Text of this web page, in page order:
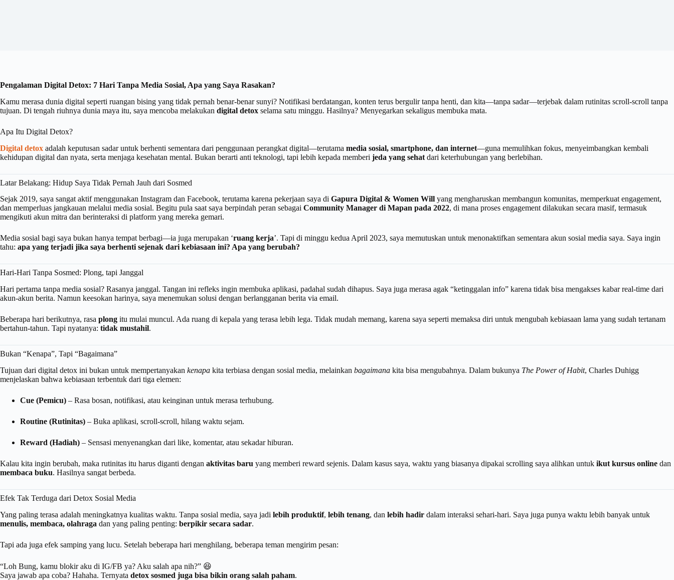
Pengalaman Digital Detox: 7 Hari Tanpa Media Sosial, Apa yang Saya Rasakan?
Kamu merasa dunia digital seperti ruangan bising yang tidak pernah benar-benar sunyi? Notifikasi berdatangan, konten terus bergulir tanpa henti, dan kita—tanpa sadar—terjebak dalam rutinitas scroll-scroll tanpa
tujuan. Di tengah riuhnya dunia maya itu, saya mencoba melakukan digital detox selama satu minggu. Hasilnya? Menyegarkan sekaligus membuka mata.
Apa Itu Digital Detox?
Digital detox adalah keputusan sadar untuk berhenti sementara dari penggunaan perangkat digital—terutama media sosial, smartphone, dan internet—guna memulihkan fokus, menyeimbangkan kembali
kehidupan digital dan nyata, serta menjaga kesehatan mental. Bukan berarti anti teknologi, tapi lebih kepada memberi jeda yang sehat dari keterhubungan yang berlebihan.
Latar Belakang: Hidup Saya Tidak Pernah Jauh dari Sosmed
Sejak 2019, saya sangat aktif menggunakan Instagram dan Facebook, terutama karena pekerjaan saya di Gapura Digital & Women Will yang mengharuskan membangun komunitas, memperkuat engagement,
dan memperluas jangkauan melalui media sosial. Begitu pula saat saya berpindah peran sebagai Community Manager di Mapan pada 2022, di mana proses engagement dilakukan secara masif, termasuk
mengikuti akun mitra dan berinteraksi di platform yang mereka gemari.
Media sosial bagi saya bukan hanya tempat berbagi—ia juga merupakan ‘ruang kerja’. Tapi di minggu kedua April 2023, saya memutuskan untuk menonaktifkan sementara akun sosial media saya. Saya ingin
tahu: apa yang terjadi jika saya berhenti sejenak dari kebiasaan ini? Apa yang berubah?
Hari-Hari Tanpa Sosmed: Plong, tapi Janggal
Hari pertama tanpa media sosial? Rasanya janggal. Tangan ini refleks ingin membuka aplikasi, padahal sudah dihapus. Saya juga merasa agak “ketinggalan info” karena tidak bisa mengakses kabar real-time dari
akun-akun berita. Namun keesokan harinya, saya menemukan solusi dengan berlangganan berita via email.
Beberapa hari berikutnya, rasa plong itu mulai muncul. Ada ruang di kepala yang terasa lebih lega. Tidak mudah memang, karena saya seperti memaksa diri untuk mengubah kebiasaan lama yang sudah tertanam
bertahun-tahun. Tapi nyatanya: tidak mustahil.
Bukan “Kenapa”, Tapi “Bagaimana”
Tujuan dari digital detox ini bukan untuk mempertanyakan kenapa kita terbiasa dengan sosial media, melainkan bagaimana kita bisa mengubahnya. Dalam bukunya The Power of Habit, Charles Duhigg
menjelaskan bahwa kebiasaan terbentuk dari tiga elemen:
Cue (Pemicu) – Rasa bosan, notifikasi, atau keinginan untuk merasa terhubung.
Routine (Rutinitas) – Buka aplikasi, scroll-scroll, hilang waktu sejam.
Reward (Hadiah) – Sensasi menyenangkan dari like, komentar, atau sekadar hiburan.
Kalau kita ingin berubah, maka rutinitas itu harus diganti dengan aktivitas baru yang memberi reward sejenis. Dalam kasus saya, waktu yang biasanya dipakai scrolling saya alihkan untuk ikut kursus online dan
membaca buku. Hasilnya sangat berbeda.
Efek Tak Terduga dari Detox Sosial Media
Yang paling terasa adalah meningkatnya kualitas waktu. Tanpa sosial media, saya jadi lebih produktif, lebih tenang, dan lebih hadir dalam interaksi sehari-hari. Saya juga punya waktu lebih banyak untuk
menulis, membaca, olahraga dan yang paling penting: berpikir secara sadar.
Tapi ada juga efek samping yang lucu. Setelah beberapa hari menghilang, beberapa teman mengirim pesan:
“Loh Bung, kamu blokir aku di IG/FB ya? Aku salah apa nih?” 😆
Saya jawab apa coba? Hahaha. Ternyata detox sosmed juga bisa bikin orang salah paham.